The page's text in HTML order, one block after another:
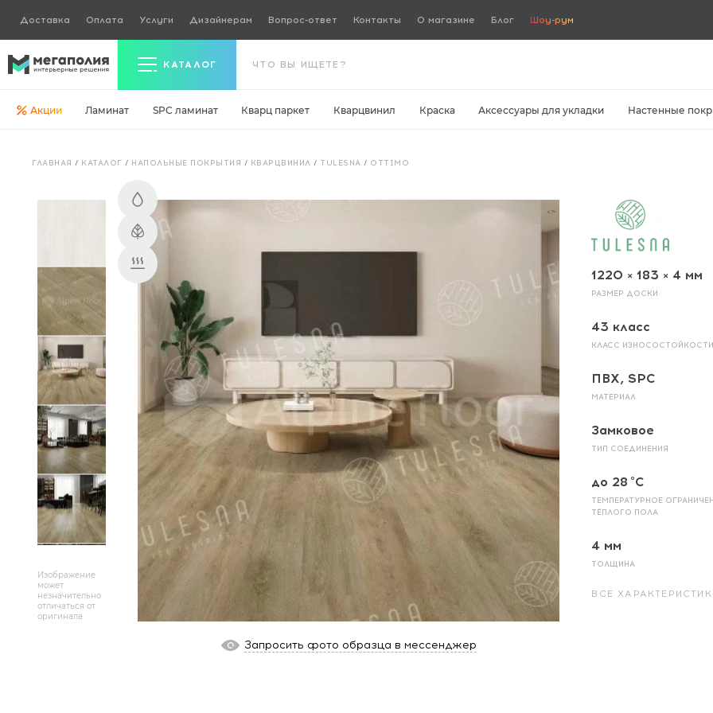
Доставка Оплата Услуги Дизайнерам Вопрос-ответ Контакты О магазине Блог Шоу-рум
КАТАЛОГ
Ковровая плитка
Паркетная доска
Инженерная доска
Массивная доска
Террасная доска
Аксессуары для укладки
Настенные покрытия
Отопительное оборудование
Бренды
Новинки
Акции Ламинат SPC ламинат Кварц паркет Кварцвинил Краска Аксессуары для укладки Настенные
ГЛАВНАЯ / КАТАЛОГ / НАПОЛЬНЫЕ ПОКРЫТИЯ / КВАРЦВИНИЛ / TULESNA / OTTIMO
Изображение
может
незначительно
отличаться от
оригинала
Запросить фото образца в мессенджер
1220 × 183 × 4 мм
РАЗМЕР ДОСКИ
43 класс
КЛАСС
ПВХ, SPC
МАТЕРИАЛ
Замковое
ТИП СОЕДИНЕНИЯ
до 28 °C
ТЕМПЕРАТУРНОЕ
ТЁПЛОГО ПОЛА
4 мм
ТОЛЩИНА
ВСЕ